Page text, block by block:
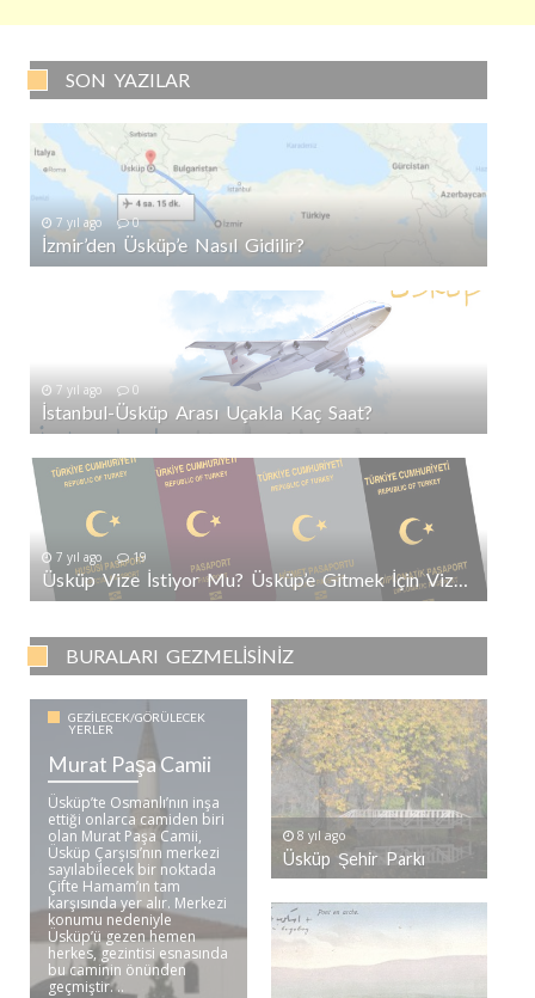
SON YAZILAR
7 yıl ago 0
İzmir’den Üsküp’e Nasıl Gidilir?
7 yıl ago 0
İstanbul-Üsküp Arası Uçakla Kaç Saat?
7 yıl ago 19
Üsküp Vize İstiyor Mu? Üsküp’e Gitmek İçin Vize Gerekli Mi?
BURALARI GEZMELISINIZ
GEZILECEK/GÖRÜLECEK
YERLER
Murat Paşa Camii
Üsküp’te Osmanlı’nın inşa
ettiği onlarca camiden biri
olan Murat Paşa Camii,
Üsküp Çarşısı’nın merkezi
sayılabilecek bir noktada
Çifte Hamam’ın tam
karşısında yer alır. Merkezi
konumu nedeniyle
Üsküp’ü gezen hemen
herkes, gezintisi esnasında
bu caminin önünden
geçmiştir. ..
8 yıl ago
Üsküp Şehir Parkı